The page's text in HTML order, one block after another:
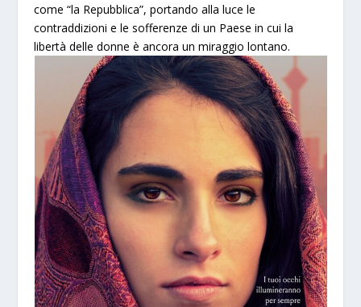
come “la Repubblica”, portando alla luce le
contraddizioni e le sofferenze di un Paese in cui la
libertà delle donne è ancora un miraggio lontano.